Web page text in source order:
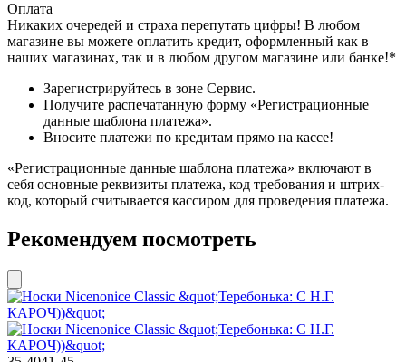
Оплата
Никаких очередей и страха перепутать цифры! В любом
магазине вы можете оплатить кредит, оформленный как в
наших магазинах, так и в любом другом магазине или банке!*
Зарегистрируйтесь в зоне Сервис.
Получите распечатанную форму «Регистрационные
данные шаблона платежа».
Вносите платежи по кредитам прямо на кассе!
«Регистрационные данные шаблона платежа» включают в
себя основные реквизиты платежа, код требования и штрих-
код, который считывается кассиром для проведения платежа.
Рекомендуем посмотреть